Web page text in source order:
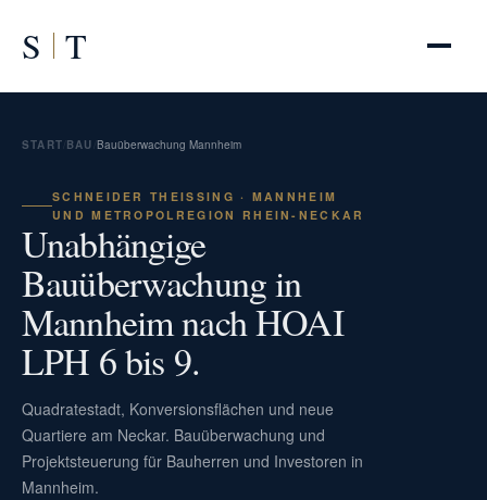
S T
START BAU Bauüberwachung Mannheim
SCHNEIDER THEISSING · MANNHEIM U
ND METROPOLREGION RHEIN-NECKAR
Unabhängige
Bauüberwachung in
Mannheim nach HOAI
LPH 6 bis 9.
Quadratestadt, Konversionsflächen und neue
Quartiere am Neckar. Bauüberwachung und
Projektsteuerung für Bauherren und Investoren in
Mannheim.